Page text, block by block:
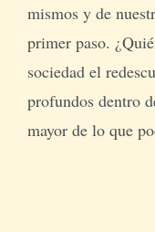
mismos y de
primer paso.
sociedad el
profundos dentro
mayor de lo que